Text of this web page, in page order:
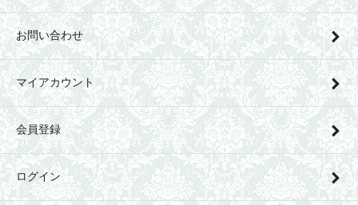
お問い合わせ
マイアカウント
会員登録
ログイン